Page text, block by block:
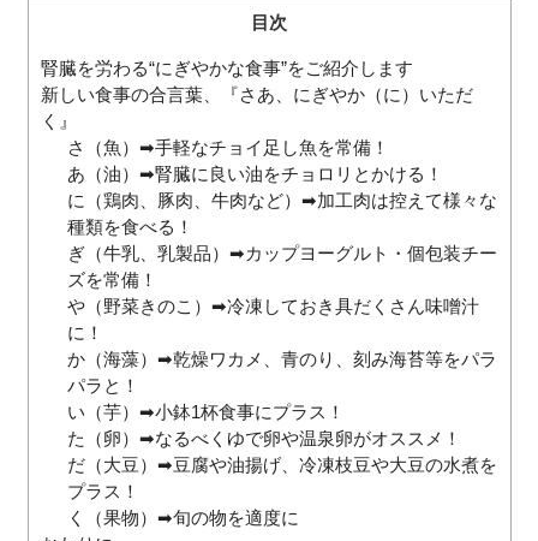
目次
腎臓を労わる“にぎやかな食事”をご紹介します
新しい食事の合言葉、『さあ、にぎやか（に）いただ
く』
さ（魚）➡手軽なチョイ足し魚を常備！
あ（油）➡腎臓に良い油をチョロリとかける！
に（鶏肉、豚肉、牛肉など）➡加工肉は控えて様々な
種類を食べる！
ぎ（牛乳、乳製品）➡カップヨーグルト・個包装チー
ズを常備！
や（野菜きのこ）➡冷凍しておき具だくさん味噌汁
に！
か（海藻）➡乾燥ワカメ、青のり、刻み海苔等をパラ
パラと！
い（芋）➡小鉢1杯食事にプラス！
た（卵）➡なるべくゆで卵や温泉卵がオススメ！
だ（大豆）➡豆腐や油揚げ、冷凍枝豆や大豆の水煮を
プラス！
く（果物）➡旬の物を適度に